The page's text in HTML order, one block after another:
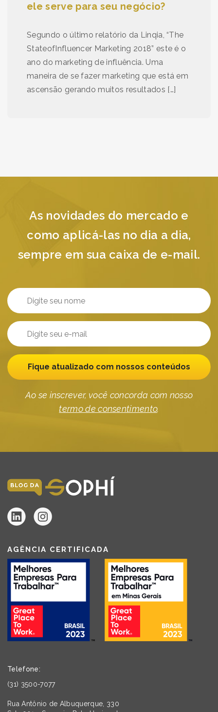
ele serve para seu negócio?
Segundo o último relatório da Linqia, “The
StateofInfluencer Marketing 2018” este é o
ano do marketing de influência. Uma
maneira de se fazer marketing que está em
ascensão gerando muitos resultados […]
As novidades do mercado e
como aplicá-las no dia a dia,
sempre em sua caixa de e-mail.
Fique atualizado com nossos conteúdos
Ao se inscrever, você concorda com nosso
termo de consentimento.
AGÊNCIA CERTIFICADA
Telefone:
(31) 3500-7077
Rua Antônio de Albuquerque, 330